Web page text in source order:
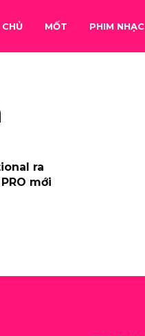
MỐT PHIM NHẠC
ra
mới